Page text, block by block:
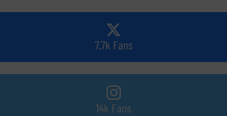
7.7k Fans
14k Fans